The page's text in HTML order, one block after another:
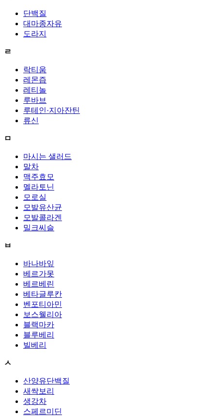
단백질
대마종자유
도라지
ㄹ
락티움
레몬즙
레티놀
루바브
루테인·지아잔틴
류신
ㅁ
마시는 샐러드
말차
맥주효모
멜라토닌
모로실
모발유산균
모발콜라겐
밀크씨슬
ㅂ
바나바잎
베르가못
베르베린
베타글루칸
벤포티아민
보스웰리아
블랙마카
블루베리
빌베리
ㅅ
산양유단백질
새싹보리
생강차
스페르미딘